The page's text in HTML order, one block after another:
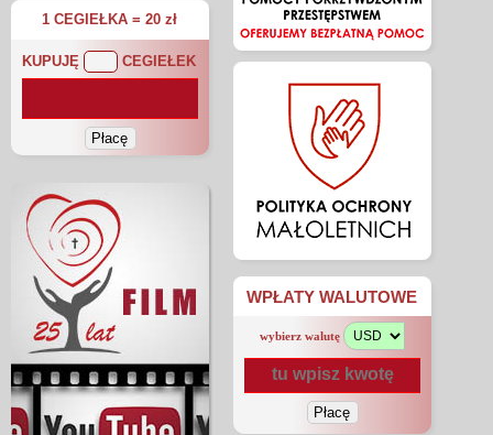
1 CEGIEŁKA = 20 zł
KUPUJĘ CEGIEŁEK
WPŁATY WALUTOWE
wybierz walutę